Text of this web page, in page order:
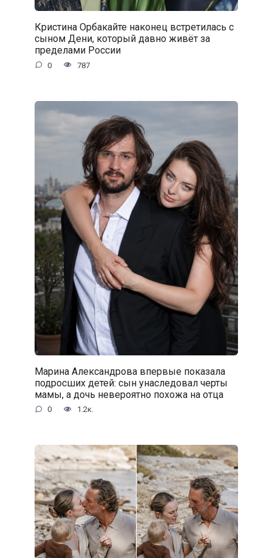
Кристина Орбакайте наконец встретилась с
сыном Дени, который давно живёт за
пределами России
0 787
Марина Александрова впервые показала
подросших детей: сын унаследовал черты
мамы, а дочь невероятно похожа на отца
0 1.2к.